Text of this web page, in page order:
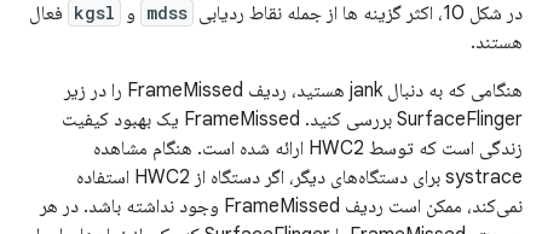
در شکل 10، اکثر گزینه ها از جمله نقاط ردیابی
mdss و kgsl فعال
هستند.
هنگامی که به دنبال jank هستید، ردیف FrameMissed را در زیر
SurfaceFlinger بررسی کنید. FrameMissed یک بهبود کیفیت
زندگی است که توسط HWC2 ارائه شده است. هنگام مشاهده
systrace برای دستگاه‌های دیگر، اگر دستگاه از HWC2 استفاده
نمی‌کند، ممکن است ردیف FrameMissed وجود نداشته باشد. در هر